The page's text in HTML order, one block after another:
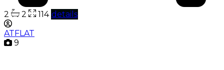
2 2 114 details
ATFLAT
9